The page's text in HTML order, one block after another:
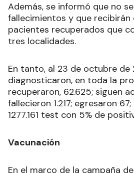
Además, se informó que no
fallecimientos y que recibirán
pacientes recuperados que
tres localidades.
En tanto, al 23 de octubre de
diagnosticaron, en toda la
recuperaron, 62.625; siguen
fallecieron 1.217; egresaron
1277.161 test con 5% de
Vacunación
En el marco de la campaña